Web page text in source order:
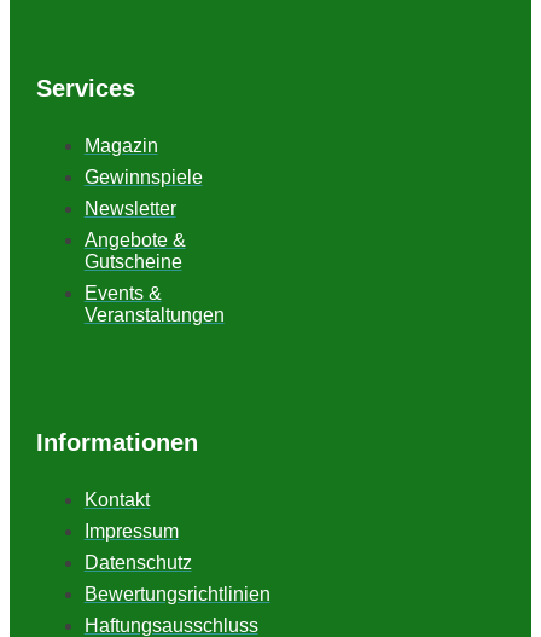
Services
Magazin
Gewinnspiele
Newsletter
Angebote &
Gutscheine
Events &
Veranstaltungen
Informationen
Kontakt
Impressum
Datenschutz
Bewertungsrichtlinien
Haftungsausschluss